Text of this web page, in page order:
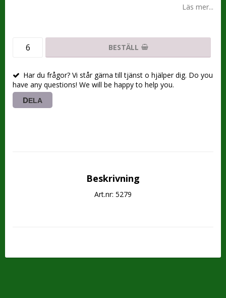
Läs mer...
BESTÄLL
Har du frågor? Vi står gärna till tjänst o hjälper dig. Do you
have any questions! We will be happy to help you.
DELA
Beskrivning
Art.nr: 5279